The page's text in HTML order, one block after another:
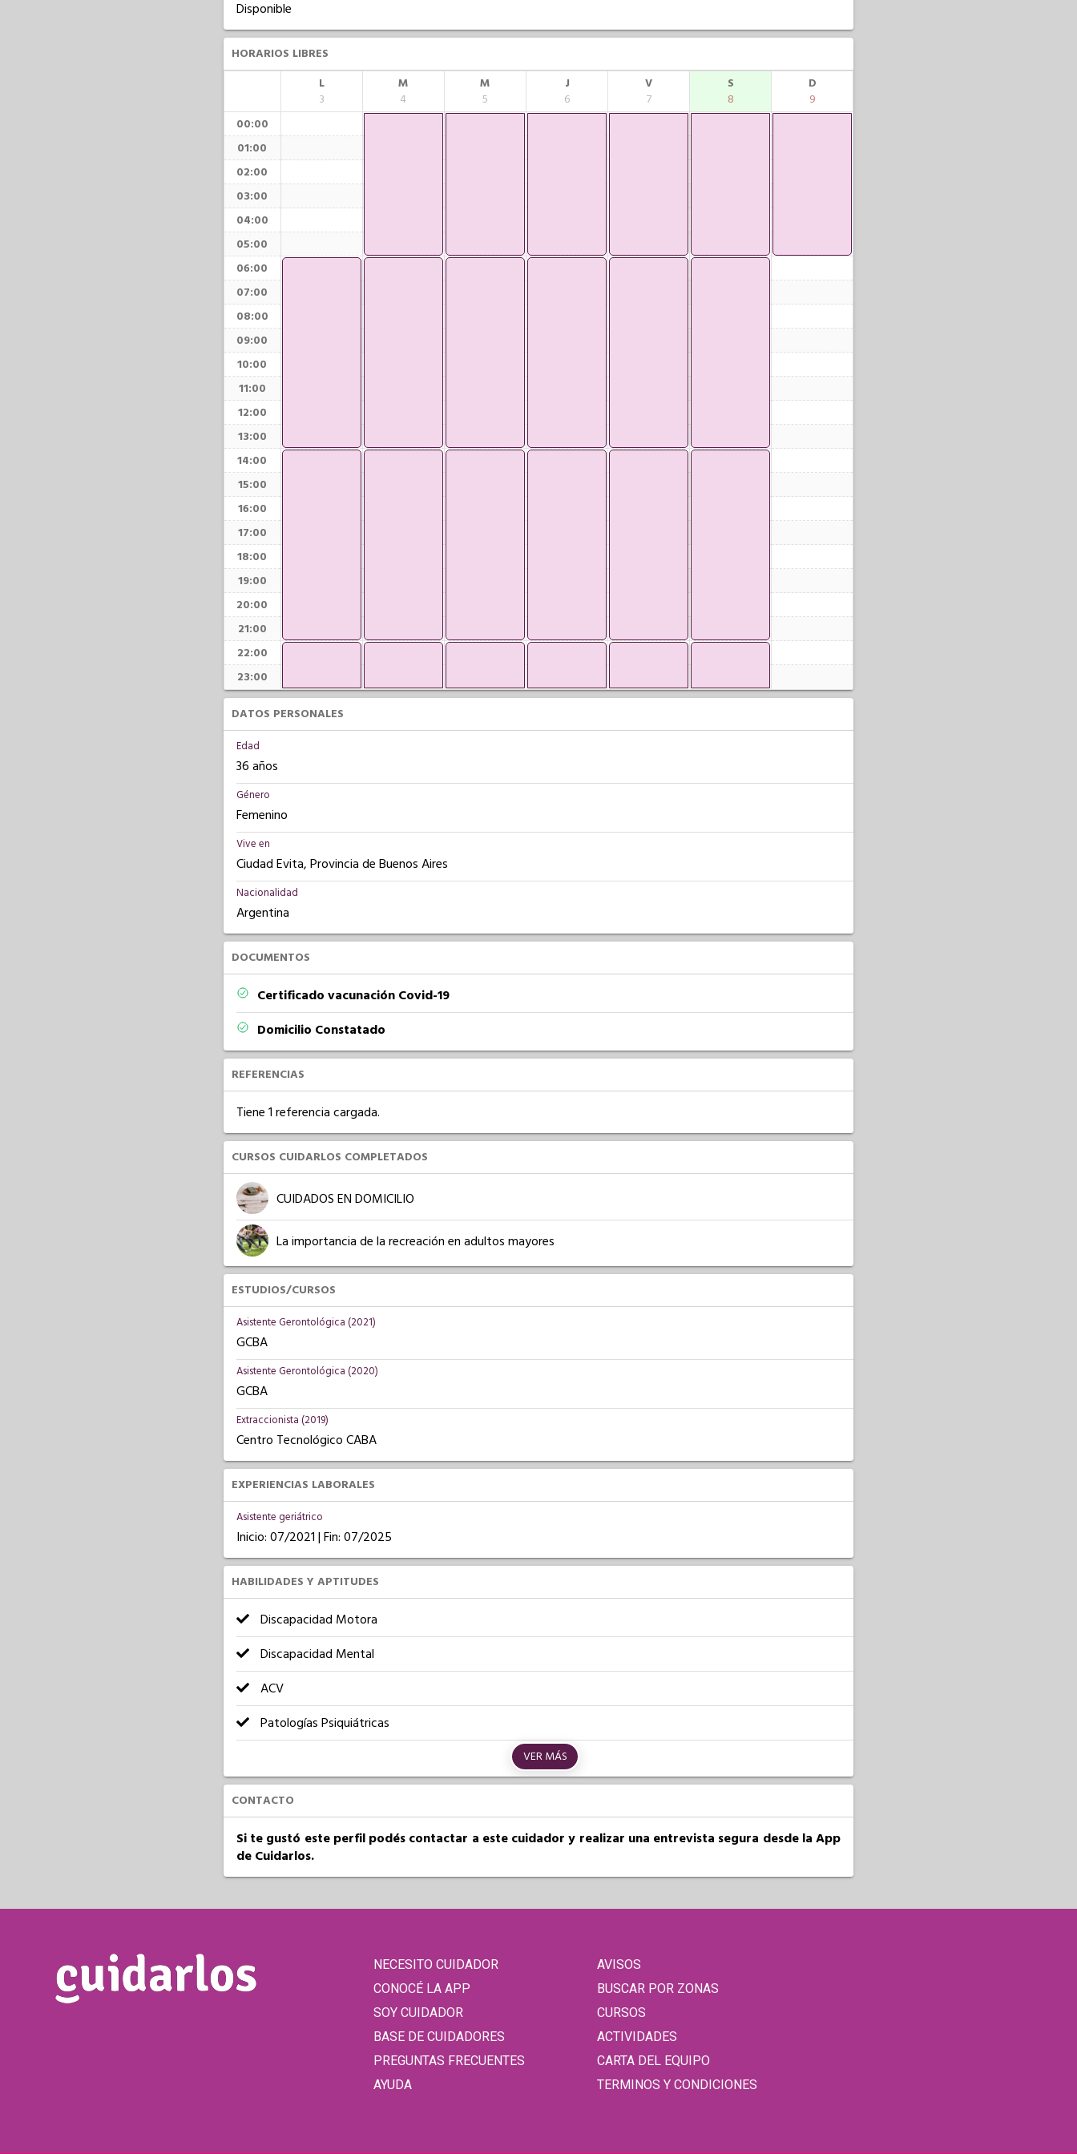
Disponible
HORARIOS LIBRES
L
3
M
4
M
5
J
6
V
7
S
8
D
9
00:00
01:00
02:00
03:00
04:00
05:00
06:00
07:00
08:00
09:00
10:00
11:00
12:00
13:00
14:00
15:00
16:00
17:00
18:00
19:00
20:00
21:00
22:00
23:00
DATOS PERSONALES
Edad
36 años
Género
Femenino
Vive en
Ciudad Evita, Provincia de Buenos Aires
Nacionalidad
Argentina
DOCUMENTOS
Certificado vacunación Covid-19
Domicilio Constatado
REFERENCIAS
Tiene 1 referencia cargada.
CURSOS CUIDARLOS COMPLETADOS
CUIDADOS EN DOMICILIO
La importancia de la recreación en adultos mayores
ESTUDIOS/CURSOS
Asistente Gerontológica (2021)
GCBA
Asistente Gerontológica (2020)
GCBA
Extraccionista (2019)
Centro Tecnológico CABA
EXPERIENCIAS LABORALES
Asistente geriátrico
Inicio: 07/2021 | Fin: 07/2025
HABILIDADES Y APTITUDES
Discapacidad Motora
Discapacidad Mental
ACV
Patologías Psiquiátricas
VER MÁS
CONTACTO
Si te gustó este perfil podés contactar a este cuidador y realizar una entrevista segura desde la App
de Cuidarlos.
NECESITO CUIDADOR
CONOCÉ LA APP
SOY CUIDADOR
BASE DE CUIDADORES
PREGUNTAS FRECUENTES
AYUDA
AVISOS
BUSCAR POR ZONAS
CURSOS
ACTIVIDADES
CARTA DEL EQUIPO
TERMINOS Y CONDICIONES